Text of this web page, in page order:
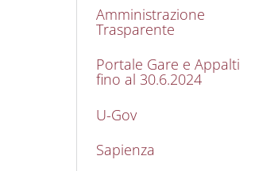
Amministrazione
Trasparente
Portale Gare e Appalti
fino al 30.6.2024
U-Gov
Sapienza